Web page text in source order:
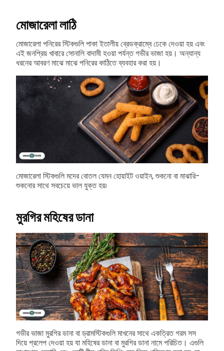
মোজারেলা লাঠি
মোজারেলা পনিরের স্টিকগুলি পাকা ইতালীয় ব্রেডক্রাম্বে ঢেকে দেওয়া হয় এবং
এই জনপ্রিয় খাবারে সোনালি বাদামী হওয়া পর্যন্ত গভীর ভাজা হয়। অন্যান্য
ধরনের আবরণ মাঝে মাঝে পনিরের কাঠিতে ব্যবহার করা হয়।
মোজারেলা স্টিকগুলি মদের বোতল যেমন হোয়াইট ওয়াইন, শুকনো বা মাঝারি-
শুকনোর সাথে সবচেয়ে ভাল যুক্ত হয়৷
মুরগির মহিষের ডানা
গভীর ভাজা মুরগির ডানা বা ড্রামস্টিকগুলি মাখনের সাথে একত্রিত গরম সস
দিয়ে প্রলেপ দেওয়া হয় যা মহিষের ডানা বা মুরগির ডানা নামে পরিচিত। এগুলি